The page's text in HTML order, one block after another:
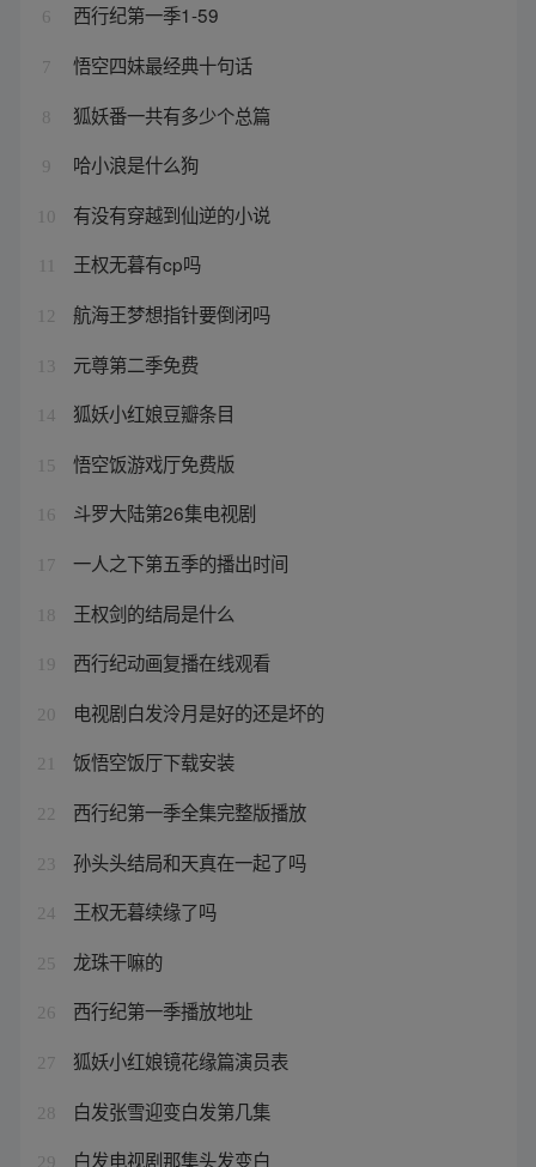
6 西行纪第一季1-59
7 悟空四妹最经典十句话
8 狐妖番一共有多少个总篇
9 哈小浪是什么狗
10 有没有穿越到仙逆的小说
王权无暮有cp吗
12 航海王梦想指针要倒闭吗
13 元尊第二季免费
14 狐妖小红娘豆瓣条目
15 悟空饭游戏厅免费版
16 斗罗大陆第26集电视剧
17 一人之下第五季的播出时间
18 王权剑的结局是什么
19 西行纪动画复播在线观看
20 电视剧白发泠月是好的还是坏的
21 饭悟空饭厅下载安装
22 西行纪第一季全集完整版播放
23 孙头头结局和天真在一起了吗
24 王权无暮续缘了吗
25 龙珠干嘛的
26 西行纪第一季播放地址
27 狐妖小红娘镜花缘篇演员表
28 白发张雪迎变白发第几集
29 白发电视剧那集头发变白